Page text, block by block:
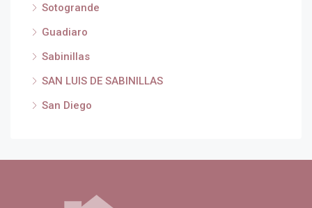
Sotogrande
Guadiaro
Sabinillas
SAN LUIS DE SABINILLAS
San Diego